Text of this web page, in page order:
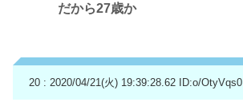
だから27歳か
20 : 2020/04/21(火) 19:39:28.62 ID:o/OtyVqs0